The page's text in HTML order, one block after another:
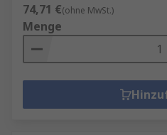
74,71 €(ohne MwSt.)
Menge